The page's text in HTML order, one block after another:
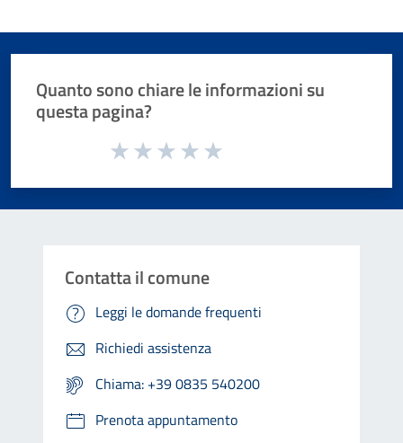
Quanto sono chiare le informazioni su
questa pagina?
Valuta da 1 a 5 stelle la pagina
Contatta il comune
Leggi le domande frequenti
Richiedi assistenza
Chiama: +39 0835 540200
Prenota appuntamento